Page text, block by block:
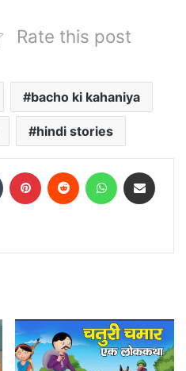
Rate this post
bacho ki kahaniya
hindi stories
Tumblr Pinterest Reddit WhatsApp